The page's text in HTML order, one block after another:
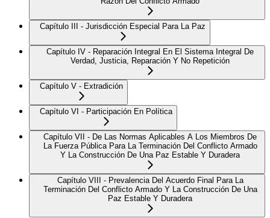
Capítulo III - Jurisdicción Especial Para La Paz
Capítulo IV - Reparación Integral En El Sistema Integral De
Verdad, Justicia, Reparación Y No Repetición
Capítulo V - Extradición
Capítulo VI - Participación En Política
Capítulo VII - De Las Normas Aplicables A Los Miembros De
La Fuerza Pública Para La Terminación Del Conflicto Armado
Y La Construcción De Una Paz Estable Y Duradera
Capítulo VIII - Prevalencia Del Acuerdo Final Para La
Terminación Del Conflicto Armado Y La Construcción De Una
Paz Estable Y Duradera